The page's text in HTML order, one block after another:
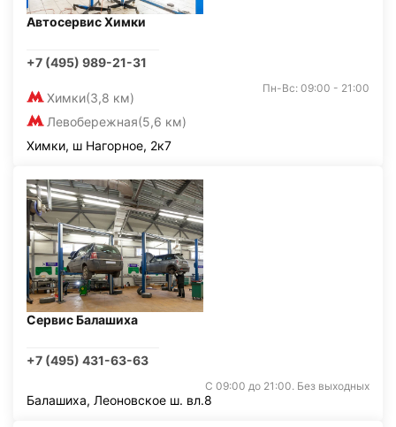
Автосервис Химки
+7 (495) 989-21-31
Химки(3,8 км)
Левобережная(5,6 км)
Пн-Вс: 09:00 - 21:00
Химки, ш Нагорное, 2к7
Сервис Балашиха
+7 (495) 431-63-63
С 09:00 до 21:00. Без выходных
Балашиха, Леоновское ш. вл.8